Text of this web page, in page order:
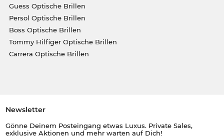
Guess Optische Brillen
Persol Optische Brillen
Boss Optische Brillen
Tommy Hilfiger Optische Brillen
Carrera Optische Brillen
Newsletter
Gönne Deinem Posteingang etwas Luxus. Private Sales,
exklusive Aktionen und mehr warten auf Dich!